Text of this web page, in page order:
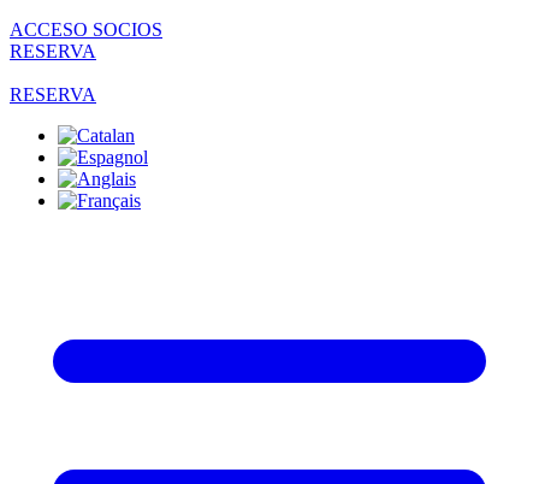
ACCESO SOCIOS
RESERVA
RESERVA